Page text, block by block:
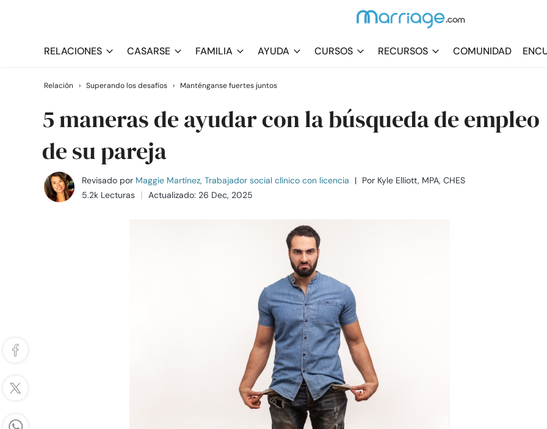
RELACIONES CASARSE FAMILIA AYUDA CURSOS RECURSOS COMUNIDAD
Relación › Superando los desafíos › Manténganse fuertes juntos
5 maneras de ayudar con la búsqueda de empleo
de su pareja
Revisado por Maggie Martínez, Trabajador social clínico con licencia | Por Kyle Elliott, MPA, CHES
5.2k Lecturas
Actualizado: 26 Dec, 2025